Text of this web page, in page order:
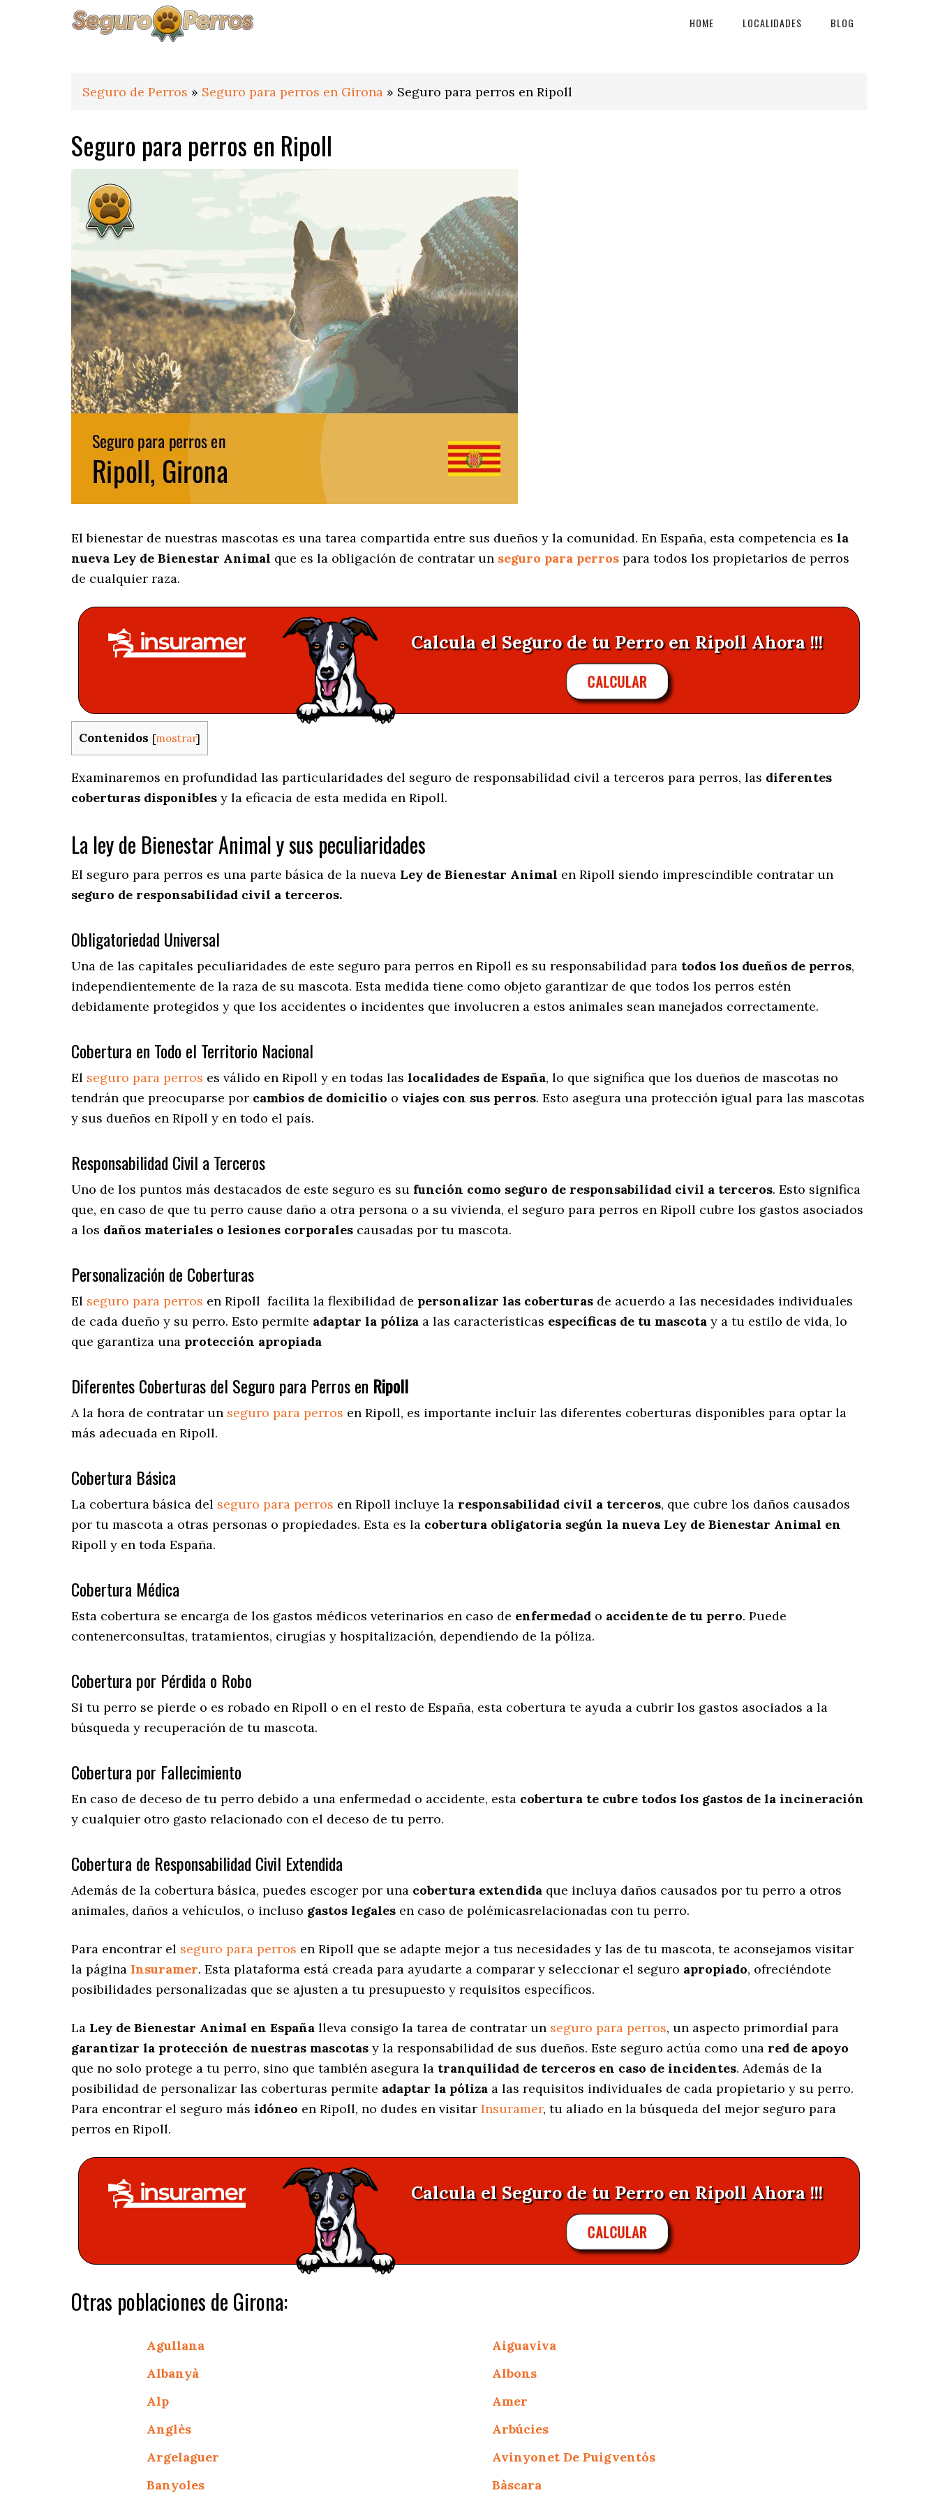
HOME LOCALIDADES BLOG
Seguro de Perros » Seguro para perros en Girona » Seguro para perros en Ripoll
Seguro para perros en Ripoll
El bienestar de nuestras mascotas es una tarea compartida entre sus dueños y la comunidad. En España, esta competencia es la
nueva Ley de Bienestar Animal que es la obligación de contratar un seguro para perros para todos los propietarios de perros
de cualquier raza.
Calcula el Seguro de tu Perro en Ripoll Ahora !!!
CALCULAR
Contenidos [mostrar]
Examinaremos en profundidad las particularidades del seguro de responsabilidad civil a terceros para perros, las diferentes
coberturas disponibles y la eficacia de esta medida en Ripoll.
La ley de Bienestar Animal y sus peculiaridades
El seguro para perros es una parte básica de la nueva Ley de Bienestar Animal en Ripoll siendo imprescindible contratar un
seguro de responsabilidad civil a terceros.
Obligatoriedad Universal
Una de las capitales peculiaridades de este seguro para perros en Ripoll es su responsabilidad para todos los dueños de perros,
independientemente de la raza de su mascota. Esta medida tiene como objeto garantizar de que todos los perros estén
debidamente protegidos y que los accidentes o incidentes que involucren a estos animales sean manejados correctamente.
Cobertura en Todo el Territorio Nacional
El seguro para perros es válido en Ripoll y en todas las localidades de España, lo que significa que los dueños de mascotas no
tendrán que preocuparse por cambios de domicilio o viajes con sus perros. Esto asegura una protección igual para las mascotas
y sus dueños en Ripoll y en todo el país.
Responsabilidad Civil a Terceros
Uno de los puntos más destacados de este seguro es su función como seguro de responsabilidad civil a terceros. Esto significa
que, en caso de que tu perro cause daño a otra persona o a su vivienda, el seguro para perros en Ripoll cubre los gastos asociados
a los daños materiales o lesiones corporales causadas por tu mascota.
Personalización de Coberturas
El seguro para perros en Ripoll facilita la flexibilidad de personalizar las coberturas de acuerdo a las necesidades individuales
de cada dueño y su perro. Esto permite adaptar la póliza a las características específicas de tu mascota y a tu estilo de vida, lo
que garantiza una protección apropiada
Diferentes Coberturas del Seguro para Perros en Ripoll
A la hora de contratar un seguro para perros en Ripoll, es importante incluir las diferentes coberturas disponibles para optar la
más adecuada en Ripoll.
Cobertura Básica
La cobertura básica del seguro para perros en Ripoll incluye la responsabilidad civil a terceros, que cubre los daños causados
por tu mascota a otras personas o propiedades. Esta es la cobertura obligatoria según la nueva Ley de Bienestar Animal en
Ripoll y en toda España.
Cobertura Médica
Esta cobertura se encarga de los gastos médicos veterinarios en caso de enfermedad o accidente de tu perro. Puede
contenerconsultas, tratamientos, cirugías y hospitalización, dependiendo de la póliza.
Cobertura por Pérdida o Robo
Si tu perro se pierde o es robado en Ripoll o en el resto de España, esta cobertura te ayuda a cubrir los gastos asociados a la
búsqueda y recuperación de tu mascota.
Cobertura por Fallecimiento
En caso de deceso de tu perro debido a una enfermedad o accidente, esta cobertura te cubre todos los gastos de la incineración
y cualquier otro gasto relacionado con el deceso de tu perro.
Cobertura de Responsabilidad Civil Extendida
Además de la cobertura básica, puedes escoger por una cobertura extendida que incluya daños causados por tu perro a otros
animales, daños a vehículos, o incluso gastos legales en caso de polémicasrelacionadas con tu perro.
Para encontrar el seguro para perros en Ripoll que se adapte mejor a tus necesidades y las de tu mascota, te aconsejamos visitar
la página Insuramer. Esta plataforma está creada para ayudarte a comparar y seleccionar el seguro apropiado, ofreciéndote
posibilidades personalizadas que se ajusten a tu presupuesto y requisitos específicos.
La Ley de Bienestar Animal en España lleva consigo la tarea de contratar un seguro para perros, un aspecto primordial para
garantizar la protección de nuestras mascotas y la responsabilidad de sus dueños. Este seguro actúa como una red de apoyo
que no solo protege a tu perro, sino que también asegura la tranquilidad de terceros en caso de incidentes. Además de la
posibilidad de personalizar las coberturas permite adaptar la póliza a las requisitos individuales de cada propietario y su perro.
Para encontrar el seguro más idóneo en Ripoll, no dudes en visitar Insuramer, tu aliado en la búsqueda del mejor seguro para
perros en Ripoll.
Calcula el Seguro de tu Perro en Ripoll Ahora !!!
CALCULAR
Otras poblaciones de Girona:
Agullana
Aiguaviva
Albanyà
Albons
Alp
Amer
Anglès
Arbúcies
Argelaguer
Avinyonet De Puigventós
Banyoles
Bàscara